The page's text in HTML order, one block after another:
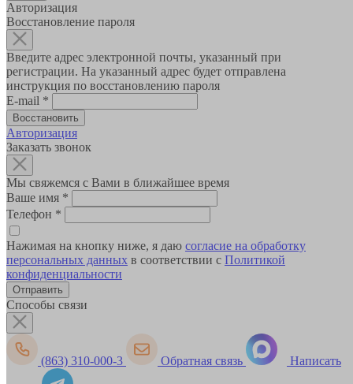
Авторизация
Восстановление пароля
Введите адрес электронной почты, указанный при
регистрации. На указанный адрес будет отправлена
инструкция по восстановлению пароля
E-mail *
Авторизация
Заказать звонок
Мы свяжемся с Вами в ближайшее время
Ваше имя *
Телефон *
Нажимая на кнопку ниже, я даю согласие на обработку
персональных данных в соответствии с Политикой
конфиденциальности
Способы связи
(863) 310-000-3 Обратная связь Написать